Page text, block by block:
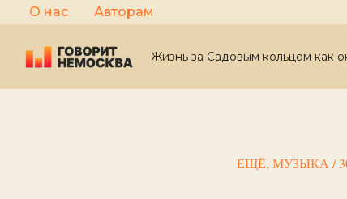
Перейти
к
содержимому
О нас Авторам
Жизнь за Садовым кольцом как
ЕЩЁ, МУЗЫКА /